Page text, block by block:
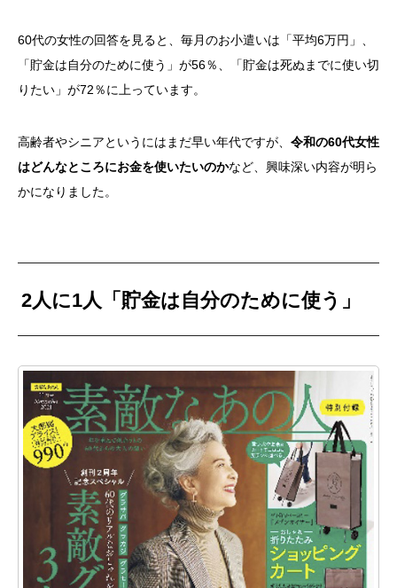
60代の女性の回答を見ると、毎月のお小遣いは「平均6万円」、
「貯金は自分のために使う」が56％、「貯金は死ぬまでに使い切
りたい」が72％に上っています。
高齢者やシニアというにはまだ早い年代ですが、 令和の60代女性
はどんなところにお金を使いたいのかなど、興味深い内容が明ら
かになりました。
2人に1人「貯金は自分のために使う」